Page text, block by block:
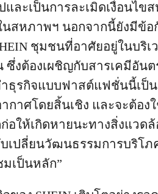
ละเป็นการละเมิดเงื่อนไข
นสหภาพฯ นอกจากนี้ยังมีข้
ชุมชนที่อาศัยอยู่ในบริเ
ซึ่งต้องเผชิญกับสารเคมีอั
ธุรกิจแบบฟาสต์แฟชั่นนี้เป็
าศโดยสิ้นเชิง และจะต้อง
อให้เกิดหายนะทางสิ่งแวด
เปลี่ยนวัฒนธรรมการบริโ
เป็นหลัก”